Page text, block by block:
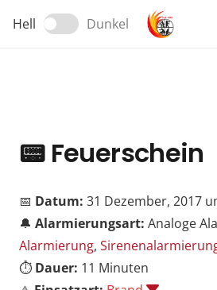
Hell Dunkel
📟Feuerschein
📅 Datum: 31 Dezember, 2017
🔔 Alarmierungsart: Analoge
Alarmierung,
⏱️ Dauer: 11 Minuten